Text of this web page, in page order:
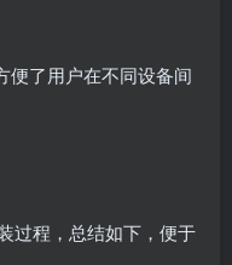
便了用户在不同设备间
过程，总结如下，便于